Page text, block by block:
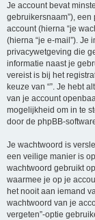
Je account bevat
gebruikersnaam”),
account (hierna “je
(hierna “je e-mail”). Je
privacywetgeving die
informatie naast je
vereist is bij het
keuze van “”. Je hebt
van je account
mogelijkheid om in te
door de phpBB-
Je wachtwoord is
een veilige manier is
wachtwoord gebruikt
waarmee je op je
het nooit aan iemand
wachtwoord van je
vergeten”-optie